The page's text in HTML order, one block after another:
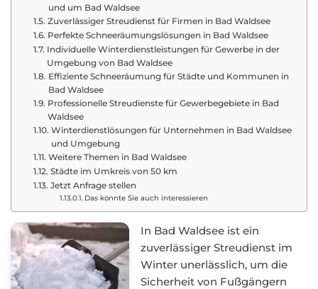
und um Bad Waldsee
Zuverlässiger Streudienst für Firmen in Bad Waldsee
Perfekte Schneeräumungslösungen in Bad Waldsee
Individuelle Winterdienstleistungen für Gewerbe in der
Umgebung von Bad Waldsee
Effiziente Schneeräumung für Städte und Kommunen in
Bad Waldsee
Professionelle Streudienste für Gewerbegebiete in Bad
Waldsee
Winterdienstlösungen für Unternehmen in Bad Waldsee
und Umgebung
Weitere Themen in Bad Waldsee
Städte im Umkreis von 50 km
Jetzt Anfrage stellen
Das könnte Sie auch interessieren
In Bad Waldsee ist ein
zuverlässiger Streudienst im
Winter unerlässlich, um die
Sicherheit von Fußgängern